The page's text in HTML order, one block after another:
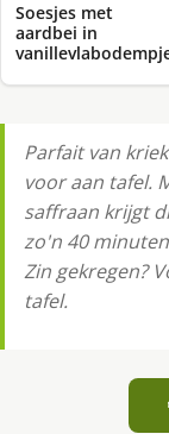
Soesjes met
aardbei in
Parfait van
voor aan tafel.
saffraan krijgt
zo'n 40
Zin gekregen?
tafel.